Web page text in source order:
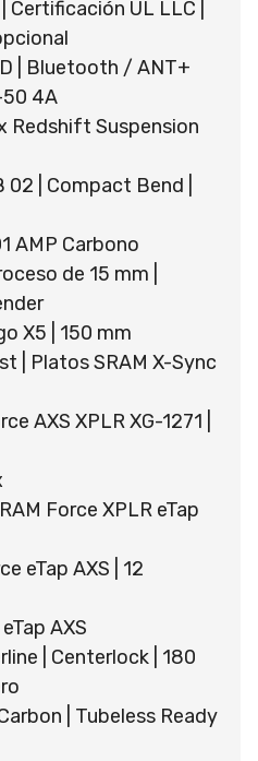
Certificación UL LLC |
| Bluetooth / ANT+
50 4A
Redshift Suspension
02 | Compact Bend |
AMP Carbono
de 15 mm |
X5 | 150 mm
| Platos SRAM X-Sync
AXS XPLR XG-1271 |
Force XPLR eTap
eTap AXS | 12
AXS
| Centerlock | 180
| Tubeless Ready